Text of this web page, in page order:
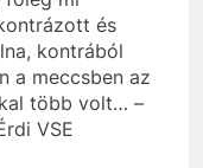
és
kontrából
a meccsben az
több volt… –
VSE